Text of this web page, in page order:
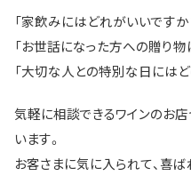
「家飲みにはどれがいいですか
「お世話になった方への贈り
「大切な人との特別な日にはど
気軽に相談できるワインのお
います。
お客さまに気に入られて、喜